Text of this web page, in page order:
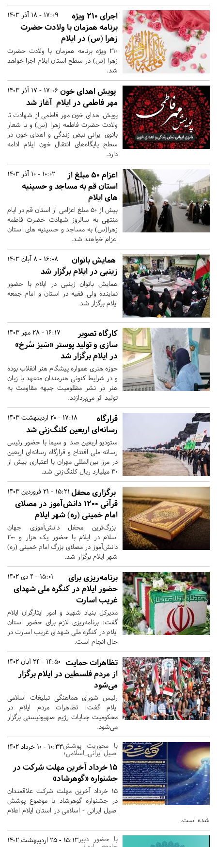
17:09 - 18 آذر 1403
اجرای ۲۱۰ ویژه
برنامه همزمان با ولادت حضرت
زهرا (س) در ایلام
۲۱۰ ویژه برنامه همزمان با ولادت حضرت
زهرا (س) در سطح استان ایلام اجرا خواهد
شد.
17:06 - 17 آذر 1403 پویش اهدای خون
مهر فاطمی در ایلام آغاز شد
پویش اهدای خون مهر فاطمی از شهادت تا
ولادت حضرت فاطمه زهرا (س) و با شعار
بانوی ایرانی نبض زندگی و اهدای خون در
سطح پایگاه‌های انتقال خون ایلام ادامه
دارد.
10:02 - 10 آذر 1403
اعزام ۵۰ مبلغ از
استان قم به مساجد و حسینیه
های ایلام
بیش از ۵۰ مبلغ اعزامی از استان قم در ایام
منتهی به سالروز شهادت حضرت فاطمه
زهرا(س) به مساجد و حسینیه های استان
اعزام خواهند شد.
16:08 - 8 آبان 1403
همایش بانوان
زینبی در ایلام برگزار شد
همایش بانوان زینبی در ایلام با حضور
نماینده ولی فقیه در استان و امام جمعه
ایلام برگزار شد.
16:17 - 28 مهر 1403
کارگاه تصویر
سازی و تولید پوستر «سَبز سُرخ»
در ایلام برگزار شد
حوزه هنری همواره پیشگام هنر انقلاب بوده
و در شرایط کنونی هنرمندان متعهد با زبان
هنر در نشر مظلومیت جبهه مقاومت به
تولید اثر می‌پردازند.
17:18 - 20 اردیبهشت 1403
قرارگاه
رسانه‌ای اربعین کلنگ‌زنی شد
ستودیو اربعین صدا و سیما با حضور رئیس
رسانه ملی افتتاح و قرارگاه رسانه‌ای اربعین
در مرز بین‌المللی مهران با اعتباری بیش از
۳۰ میلیارد ریال کلنگ‌زنی شد.
15:21 - 21 فروردین 1403 برگزاری محفل
قرآنی ۱۲۰۰ دانش‌آموز در مصلای
امام خمینی (ره) شهر ایلام
بزرگ‌ترین محفل دانش‌آموزی جهان
اسلام در ایلام با حضور یک هزار و ۲۰۰
دانش‌آموز در مصلای بزرگ امام خمینی (ره)
شهر ایلام برگزار شد.
15:01 - 4 دی 1402
برنامه‌ریزی برای
حضور ایلام در کنگره ملی شهدای
غریب اسارت
مدیرکل بنیاد شهید و امور ایثارگران ایلام
گفت: برنامه‌ریزی لازم برای حضور استان
ایلام در کنگره ملی شهدای غریب اسارت در
حال انجام است.
14:50 - 24 آبان 1402 تظاهرات حمایت
از مردم فلسطین در ایلام برگزار
می‌شود
رئیس شورای هماهنگی تبلیغات اسلامی
ایلام گفت: تظاهرات مردم ایلام در
محکومیت جنایات رژیم صهیونیستی برگزار
می‌شود.
10:33 - 10 خرداد 1402با محوریت پوشش
اصیل ایرانی_اسلامی؛
۱۵ خرداد آخرین مهلت شرکت در
جشنواره «گوهرشاد»
۱۵ خرداد آخرین مهلت شرکت علاقمندان
در جشنواره گوهرشاد با موضوع پوشش
اصیل ایرانی - اسلامی در استان ایلام اعلام
شده است.
15:13 - 25 اردیبهشت 1402با حضور دبیر